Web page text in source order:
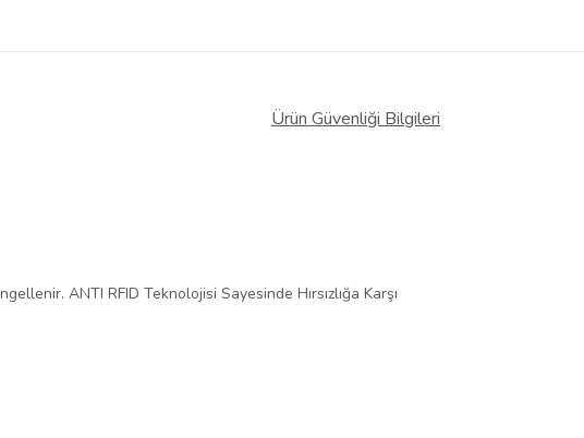
Ürün Güvenliği Bilgileri
ANTI RFID Teknolojisi Sayesinde Hırsızlığa Karşı